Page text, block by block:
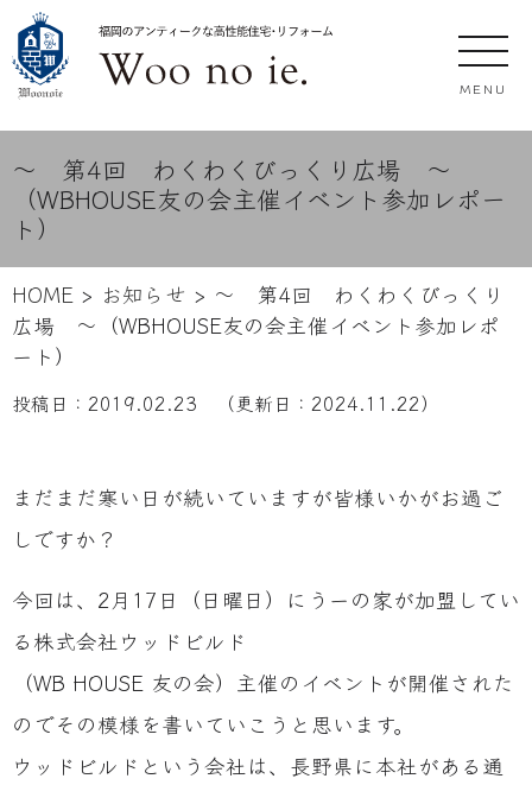
MENU
～ 第4回 わくわくびっくり広場 ～
（WBHOUSE友の会主催イベント参加レポー
ト）
HOME > お知らせ > ～ 第4回 わくわくびっくり
広場 ～（WBHOUSE友の会主催イベント参加レポ
ート）
投稿日： 2019.02.23 （更新日： 2024.11.22）
まだまだ寒い日が続いていますが皆様いかがお過ご
しですか？
今回は、2月17日（日曜日）にうーの家が加盟してい
る株式会社ウッドビルド
（WB HOUSE 友の会）主催のイベントが開催された
のでその模様を書いていこうと思います。
ウッドビルドという会社は、長野県に本社がある通